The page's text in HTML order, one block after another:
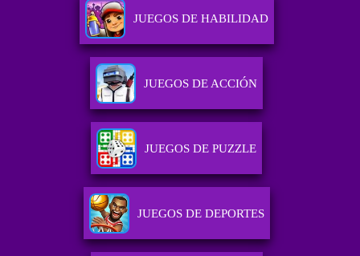
JUEGOS DE HABILIDAD
JUEGOS DE ACCIÓN
JUEGOS DE PUZZLE
JUEGOS DE DEPORTES